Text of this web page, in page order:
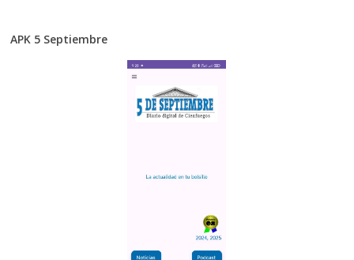
APK 5 Septiembre